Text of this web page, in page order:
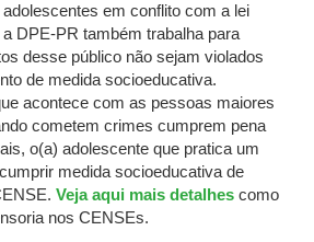
em conflito com a lei
DPE-PR também trabalha para
desse público não sejam violados
de medida socioeducativa.
acontece com as pessoas maiores
cometem crimes cumprem pena
o(a) adolescente que pratica um
medida socioeducativa de
Veja aqui mais detalhes como
nos CENSEs.